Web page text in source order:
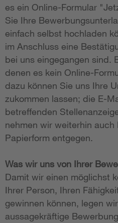
es ein Online-Formular
Sie Ihre
einfach selbst hochladen
im Anschluss eine
bei uns eingegangen sind.
denen es kein Online-
dazu können Sie uns Ihre
zukommen lassen; die E-
betreffenden
nehmen wir weiterhin auch
Papierform entgegen.
Was wir uns von Ihrer
Damit wir einen möglichst
Ihrer Person, Ihren
gewinnen können, legen
aussagekräftige